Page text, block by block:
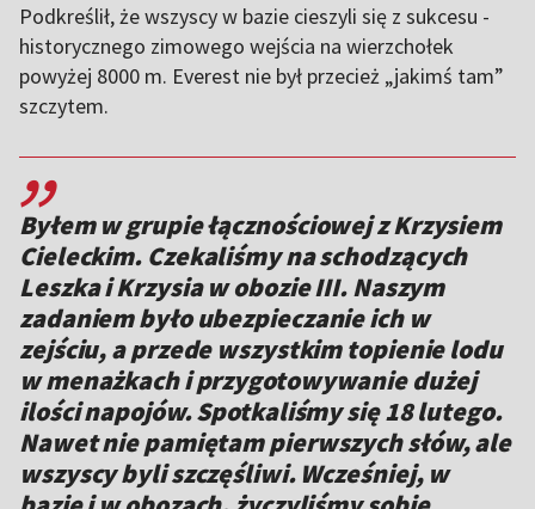
Podkreślił, że wszyscy w bazie cieszyli się z sukcesu -
historycznego zimowego wejścia na wierzchołek
powyżej 8000 m. Everest nie był przecież „jakimś tam”
szczytem.
,,
Byłem w grupie łącznościowej z Krzysiem
Cieleckim. Czekaliśmy na schodzących
Leszka i Krzysia w obozie III. Naszym
zadaniem było ubezpieczanie ich w
zejściu, a przede wszystkim topienie lodu
w menażkach i przygotowywanie dużej
ilości napojów. Spotkaliśmy się 18 lutego.
Nawet nie pamiętam pierwszych słów, ale
wszyscy byli szczęśliwi. Wcześniej, w